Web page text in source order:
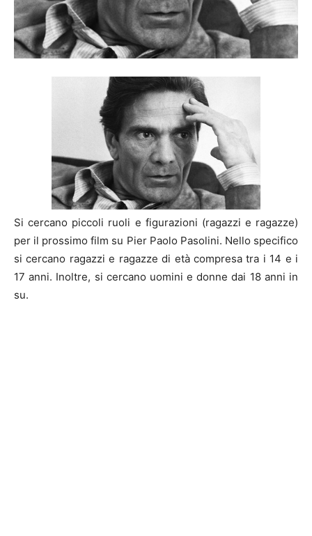
Si cercano piccoli ruoli e figurazioni (ragazzi e ragazze)
per il prossimo film su Pier Paolo Pasolini. Nello specifico
si cercano ragazzi e ragazze di età compresa tra i 14 e i
17 anni. Inoltre, si cercano uomini e donne dai 18 anni in
su.